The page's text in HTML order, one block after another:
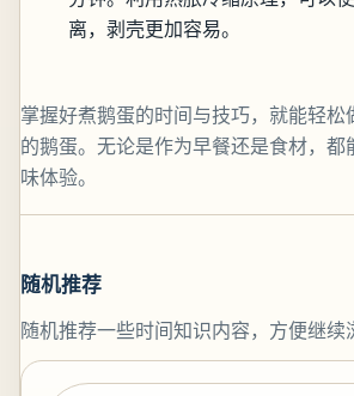
离，剥壳更加容易。
掌握好煮鹅蛋的时间与技巧，就能轻松
的鹅蛋。无论是作为早餐还是食材，都
味体验。
随机推荐
随机推荐一些时间知识内容，方便继续